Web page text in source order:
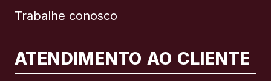
Trabalhe conosco
ATENDIMENTO AO CLIENTE
Internacional English